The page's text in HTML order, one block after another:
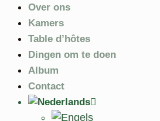
Over ons
Kamers
Table d’hôtes
Dingen om te doen
Album
Contact